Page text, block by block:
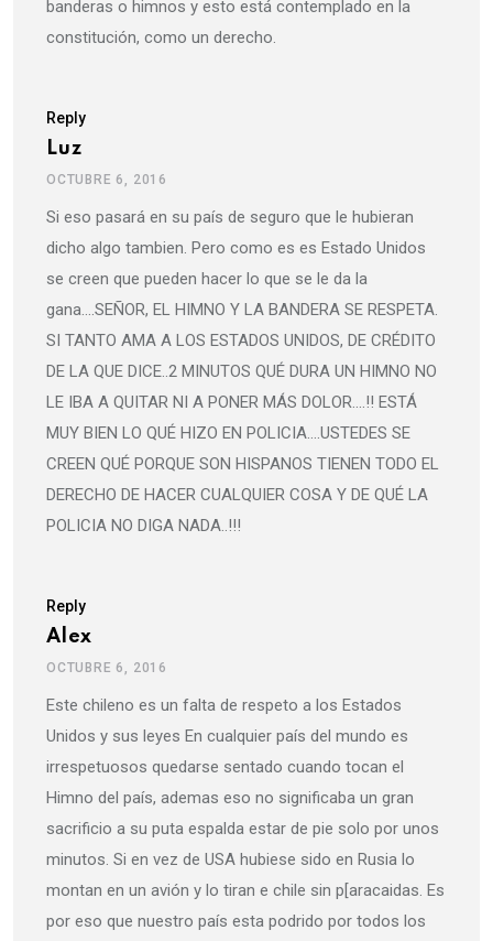
banderas o himnos y esto está contemplado en la
constitución, como un derecho.
Reply
Luz
OCTUBRE 6, 2016
Si eso pasará en su país de seguro que le hubieran
dicho algo tambien. Pero como es es Estado Unidos
se creen que pueden hacer lo que se le da la
gana….SEÑOR, EL HIMNO Y LA BANDERA SE RESPETA.
SI TANTO AMA A LOS ESTADOS UNIDOS, DE CRÉDITO
DE LA QUE DICE..2 MINUTOS QUÉ DURA UN HIMNO NO
LE IBA A QUITAR NI A PONER MÁS DOLOR….!! ESTÁ
MUY BIEN LO QUÉ HIZO EN POLICIA….USTEDES SE
CREEN QUÉ PORQUE SON HISPANOS TIENEN TODO EL
DERECHO DE HACER CUALQUIER COSA Y DE QUÉ LA
POLICIA NO DIGA NADA..!!!
Reply
Alex
OCTUBRE 6, 2016
Este chileno es un falta de respeto a los Estados
Unidos y sus leyes En cualquier país del mundo es
irrespetuosos quedarse sentado cuando tocan el
Himno del país, ademas eso no significaba un gran
sacrificio a su puta espalda estar de pie solo por unos
minutos. Si en vez de USA hubiese sido en Rusia lo
montan en un avión y lo tiran e chile sin p[aracaidas. Es
por eso que nuestro país esta podrido por todos los